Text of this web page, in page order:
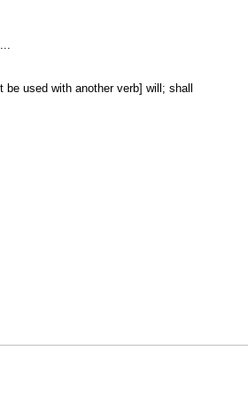
used with another verb] will; shall